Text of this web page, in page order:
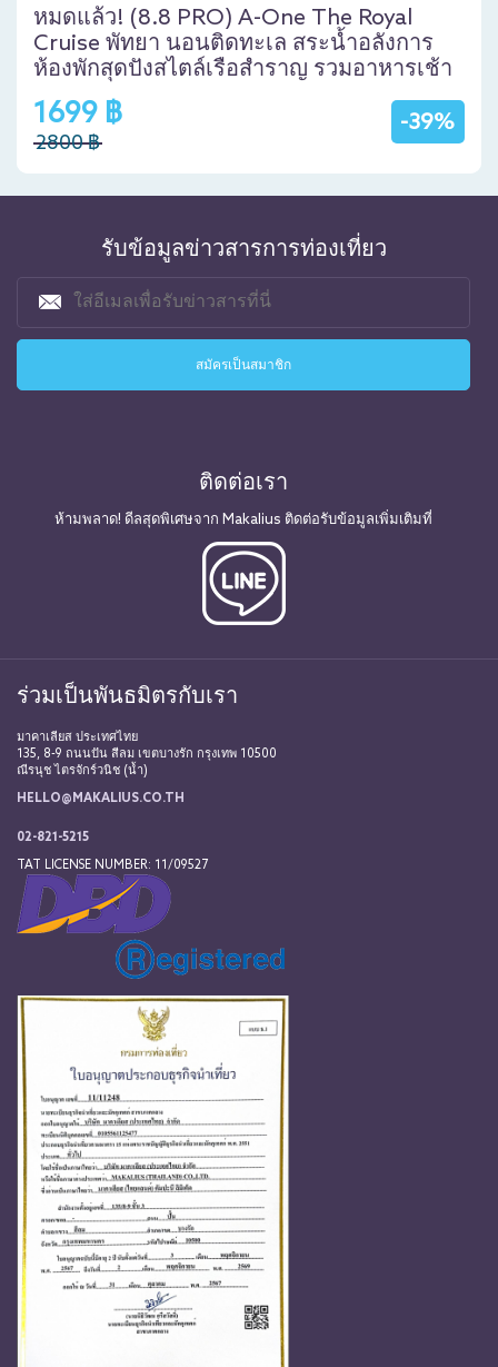
หมดแล้ว! (8.8 PRO) A-One The Royal
Cruise พัทยา นอนติดทะเล สระน้ำอลังการ
ห้องพักสุดปังสไตล์เรือสำราญ รวมอาหารเช้า
-39%
1699 ฿
2800 ฿
รับข้อมูลข่าวสารการท่องเที่ยว
ติดต่อเรา
ห้ามพลาด! ดีลสุดพิเศษจาก Makalius ติดต่อรับข้อมูลเพิ่มเติมที่
ร่วมเป็นพันธมิตรกับเรา
มาคาเลียส ประเทศไทย
135, 8-9 ถนนปัน สีลม เขตบางรัก กรุงเทพ 10500
ณีรนุช ไตรจักร์วนิช (น้ำ)
HELLO@MAKALIUS.CO.TH
02-821-5215
TAT LICENSE NUMBER: 11/09527